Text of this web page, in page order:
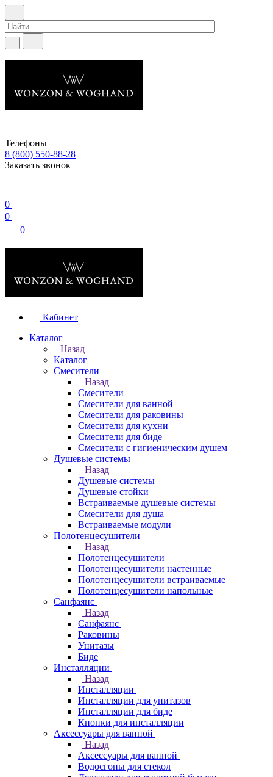
Телефоны
8 (800) 550-88-28
Заказать звонок
0
0
0
Кабинет
Каталог
Назад
Каталог
Смесители
Назад
Смесители
Смесители для ванной
Смесители для раковины
Смесители для кухни
Смесители для биде
Смесители с гигиеническим душем
Душевые системы
Назад
Душевые системы
Душевые стойки
Встраиваемые душевые системы
Смесители для душа
Встраиваемые модули
Полотенцесушители
Назад
Полотенцесушители
Полотенцесушители настенные
Полотенцесушители встраиваемые
Полотенцесушители напольные
Санфаянс
Назад
Санфаянс
Раковины
Унитазы
Биде
Инсталляции
Назад
Инсталляции
Инсталляции для унитазов
Инсталляции для биде
Кнопки для инсталляции
Аксессуары для ванной
Назад
Аксессуары для ванной
Водосгоны для стекол